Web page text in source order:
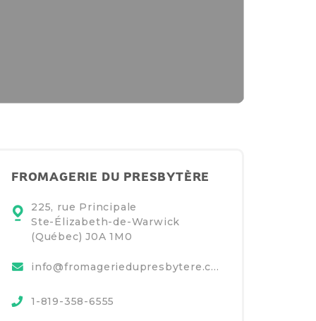
FROMAGERIE DU PRESBYTÈRE
225, rue Principale
Ste-Élizabeth-de-Warwick
(Québec)J0A 1M0
info@fromageriedupresbytere.com
1-819-358-6555